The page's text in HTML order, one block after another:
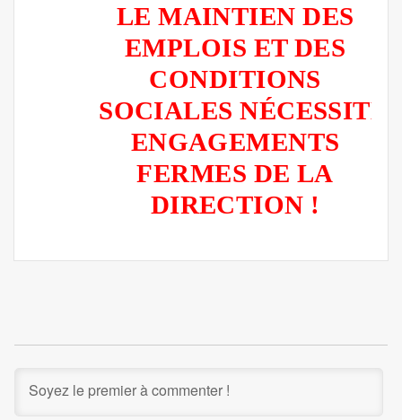
LE MAINTIEN DES
EMPLOIS ET DES
CONDITIONS
SOCIALES
ENGAGEMENTS
FERMES DE LA
DIRECTION !